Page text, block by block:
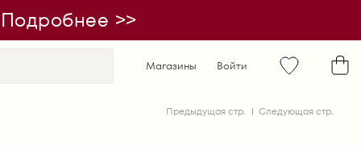
>>
Магазины Войти
Предыдущая стр. Следующая стр.